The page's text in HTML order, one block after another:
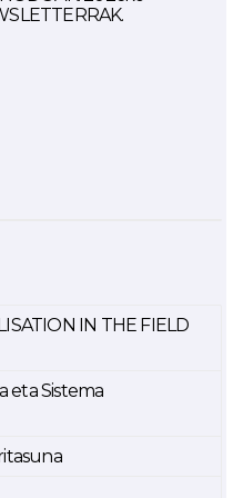
IN THE FIELD
eta Sistema